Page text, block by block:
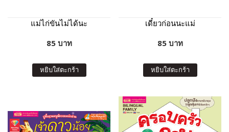
แม่ไก่ขันไม่ได้นะ
85 บาท
หยิบใส่ตะกร้า
เดี๋ยวก่อนนะแม่
85 บาท
หยิบใส่ตะกร้า